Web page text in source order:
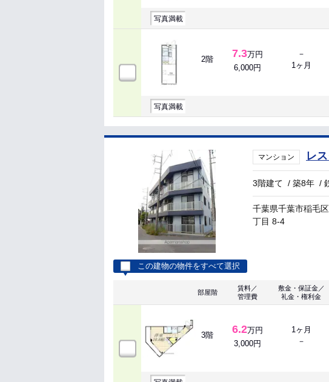
写真満載
2階 7.3万円
6,000円
－
1ヶ月
写真満載
マンション レ
3階建て /築8年 /
千葉県千葉市稲毛
丁目 8-4
この建物の物件をすべて選択
部屋階
賃料／
管理費
敷金・保証金／
礼金・権利金
3階 6.2万円
3,000円
1ヶ月
－